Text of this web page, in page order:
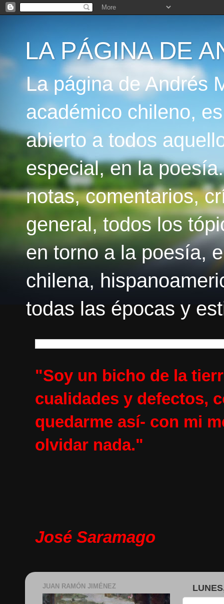
LA PÁGINA DE
La página de Andrés
académico chileno,
abierto a todos
especial, en la
notas, comentarios,
general, todos los
en torno a la poesía,
chilena,
todas las épocas y
"Soy un bicho de la
cualidades y defectos,
quedarme así- con mi
olvidar nada."
José Saramago
JUAN RAMÓN JIMÉNEZ